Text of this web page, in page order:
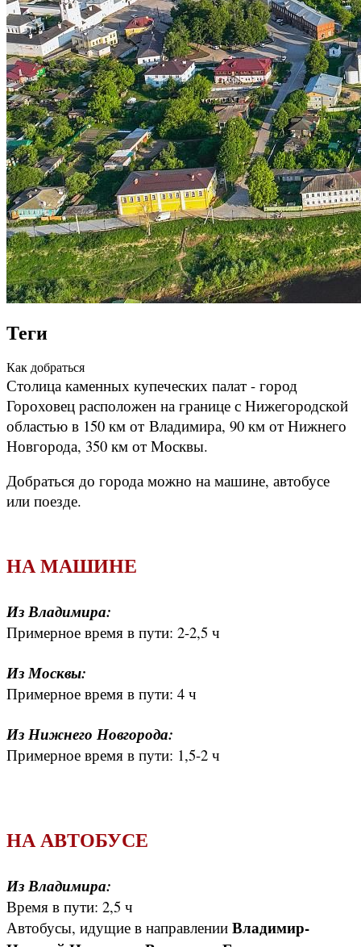
Теги
Как добраться
Столица каменных купеческих палат - город
Гороховец расположен на границе с Нижегородской
областью в 150 км от Владимира, 90 км от Нижнего
Новгорода, 350 км от Москвы.
Добраться до города можно на машине, автобусе
или поезде.
НА МАШИНЕ
Из Владимира:
Примерное время в пути: 2-2,5 ч
Из Москвы:
Примерное время в пути: 4 ч
Из Нижнего Новгорода:
Примерное время в пути: 1,5-2 ч
НА АВТОБУСЕ
Из Владимира:
Время в пути: 2,5 ч
Автобусы, идущие в направлении Владимир-